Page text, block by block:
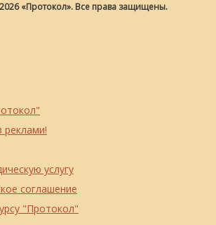
«Протокол». Все права защищены.
реклами!
услугу
соглашение
"Протокол"